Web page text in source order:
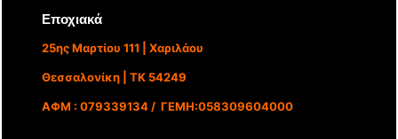
Εποχιακά
25ης Μαρτίου 111 | Χαριλάου
Θεσσαλονίκη | ΤΚ 54249
ΑΦΜ : 079339134 / ΓΕΜΗ:058309604000